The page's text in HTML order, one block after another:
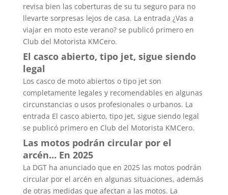
revisa bien las coberturas de su tu seguro para no
llevarte sorpresas lejos de casa. La entrada ¿Vas a
viajar en moto este verano? se publicó primero en
Club del Motorista KMCero.
El casco abierto, tipo jet, sigue siendo
legal
Los casco de moto abiertos o tipo jet son
completamente legales y recomendables en algunas
circunstancias o usos profesionales o urbanos. La
entrada El casco abierto, tipo jet, sigue siendo legal
se publicó primero en Club del Motorista KMCero.
Las motos podrán circular por el
arcén… En 2025
La DGT ha anunciado que en 2025 las motos podrán
circular por el arcén en algunas situaciones, además
de otras medidas que afectan a las motos. La